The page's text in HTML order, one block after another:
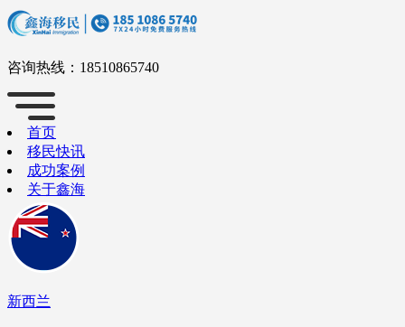
咨询热线： 18510865740
首页
移民快讯
成功案例
关于鑫海
新西兰